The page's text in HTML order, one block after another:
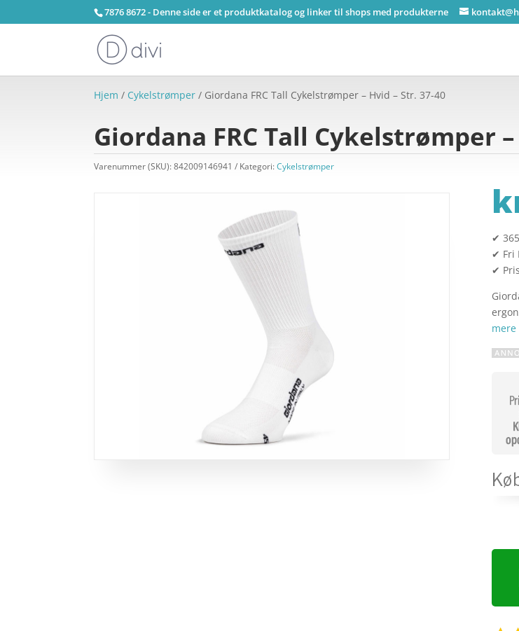
7876 8672 - Denne side er et produktkatalog og linker til shops med produkterne
Hjem / Cykelstrømper / Giordana FRC Tall Cykelstrømper – Hvid – Str. 37-40
Giordana FRC Tall Cykelstrømper
Varenummer (SKU):842009146941 Kategori:Cykelstrømper
✔
✔ Fri
✔
mere